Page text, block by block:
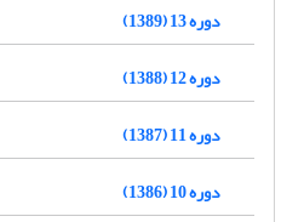
دوره 13 (1389)
دوره 12 (1388)
دوره 11 (1387)
دوره 10 (1386)